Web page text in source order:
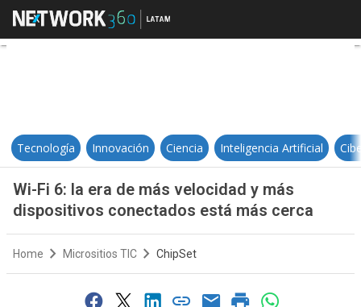
Wi-Fi 6: la era de más velocidad
Tecnología Innovación Ciencia Inteligencia Artificial
Wi-Fi 6: la era de más velocidad y más
dispositivos conectados está más cerca
Home Micrositios TIC ChipSet